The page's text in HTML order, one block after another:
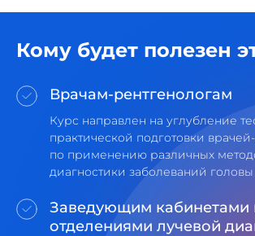
Кому будет полезен
Врачам-рентгенологам
Курс направлен на углубление
практической подготовки
по применению различных
диагностики заболеваний
Заведующим кабинетами
отделениями лучевой